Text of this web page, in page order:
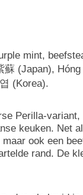
mint,
(Japan),
(Korea).
Perilla-
keuken. Net
ook een
rand. De